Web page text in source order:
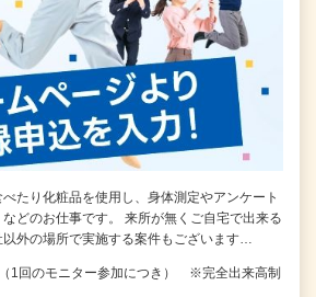
たり化粧品を使用し、身体測定やアンケート
どのお仕事です。 来所が無くご自宅で出来る
以外の場所で実施する案件もございます…
1回のモニター参加につき） ※完全出来高制